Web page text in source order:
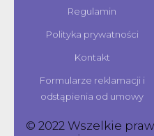
Regulamin
Polityka prywatności
Kontakt
Formularze reklamacji i
odstąpienia od umowy
© 2022 Wszelkie